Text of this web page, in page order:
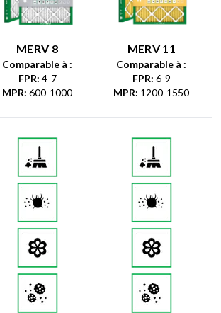
MERV 8
Comparable à :
FPR: 4-7
MPR: 600-1000
MERV 11
Comparable à :
FPR: 6-9
MPR: 1200-1550